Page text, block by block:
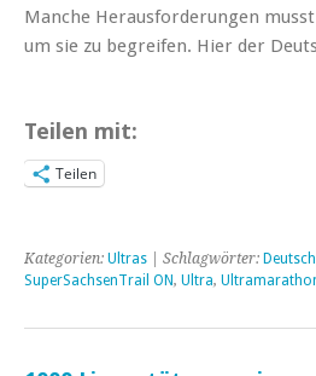
Manche Herausforderungen
um sie zu begreifen. Hier der
Teilen mit:
Teilen
Kategorien: Ultras | Schlagwörter:
SuperSachsenTrail ON, Ultra,